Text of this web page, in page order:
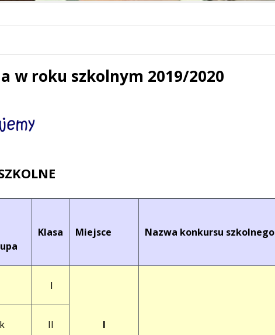
w roku szkolnym 2019/2020
Klasa Miejsce Nazwa konkursu szkolnego
I
I
II